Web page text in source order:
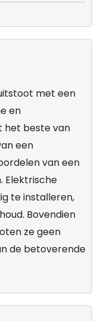
met een
en
het beste van
een
van een
Elektrische
te installeren,
Bovendien
ze geen
de betoverende